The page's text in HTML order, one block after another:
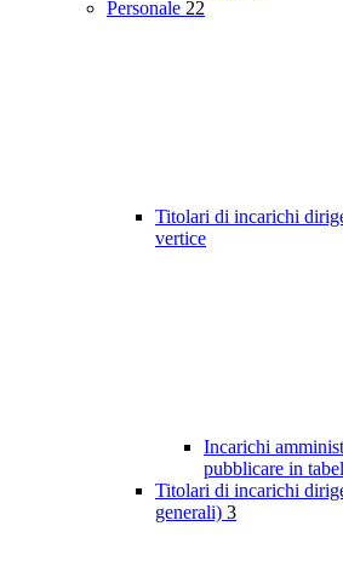
Personale 22
Titolari di incarichi
vertice
Incarichi
pubblicare in
Titolari di incarichi
generali) 3